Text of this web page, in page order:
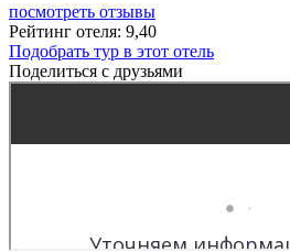
посмотреть отзывы
Рейтинг отеля: 9,40
Подобрать тур в этот отель
Поделиться с друзьями